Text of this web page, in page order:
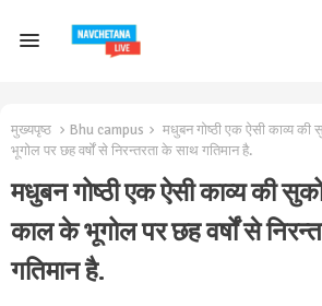
मुख्यपृष्ठ Bhu campus
मधुबन गोष्ठी एक ऐसी काव्य
भूगोल पर छह वर्षों से निरन्तरता के साथ गतिमान है.
मधुबन गोष्ठी एक ऐसी काव्य की
काल के भूगोल पर छह वर्षों से
गतिमान है.